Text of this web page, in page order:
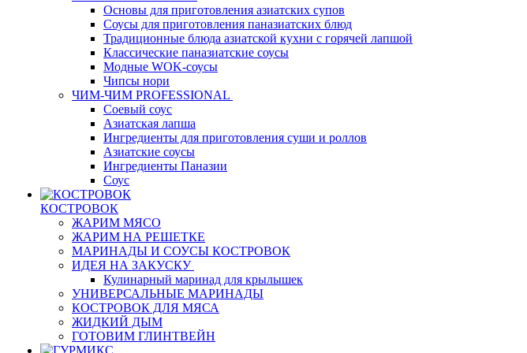
Основы для приготовления азиатских супов
Соусы для приготовления паназиатских блюд
Традиционные блюда азиатской кухни с горячей лапшой
Классические паназиатские соусы
Модные WOK-соусы
Чипсы нори
ЧИМ-ЧИМ PROFESSIONAL
Соевый соус
Азиатская лапша
Ингредиенты для приготовления суши и роллов
Азиатские соусы
Ингредиенты Паназии
Соус
КОСТРОВОК
ЖАРИМ МЯСО
ЖАРИМ НА РЕШЕТКЕ
МАРИНАДЫ И СОУСЫ КОСТРОВОК
ИДЕЯ НА ЗАКУСКУ
Кулинарный маринад для крылышек
УНИВЕРСАЛЬНЫЕ МАРИНАДЫ
КОСТРОВОК ДЛЯ МЯСА
ЖИДКИЙ ДЫМ
ГОТОВИМ ГЛИНТВЕЙН